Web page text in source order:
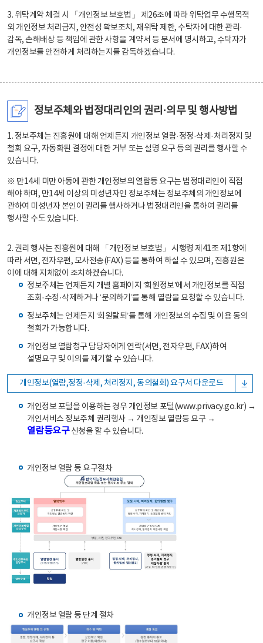
3. 위탁계약 체결 시 「개인정보 보호법」 제26조에 따라 위탁업무 수행목적
외 개인정보 처리금지, 안전성 확보조치, 재위탁 제한, 수탁자에 대한 관리·
감독, 손해배상 등 책임에 관한 사항을 계약서 등 문서에 명시하고, 수탁자가
개인정보를 안전하게 처리하는지를 감독하겠습니다.
정보주체와 법정대리인의 권리·의무 및 행사방법
1. 정보주체는 진흥원에 대해 언제든지 개인정보 열람·정정·삭제·처리정지 및
철회 요구, 자동화된 결정에 대한 거부 또는 설명 요구 등의 권리를 행사할 수
있습니다.
※ 만14세 미만 아동에 관한 개인정보의 열람등 요구는 법정대리인이 직접
해야 하며, 만14세 이상의 미성년자인 정보주체는 정보주체의 개인정보에
관하여 미성년자 본인이 권리를 행사하거나 법정대리인을 통하여 권리를
행사할 수도 있습니다.
2. 권리 행사는 진흥원에 대해 「개인정보 보호법」 시행령 제41조 제1항에
따라 서면, 전자우편, 모사전송(FAX) 등을 통하여 하실 수 있으며, 진흥원은
이에 대해 지체없이 조치하겠습니다.
정보주체는 언제든지 개별 홈페이지 ‘회원정보’에서 개인정보를 직접
조회·수정·삭제하거나 ‘문의하기’를 통해 열람을 요청할 수 있습니다.
정보주체는 언제든지 ‘회원탈퇴’를 통해 개인정보의 수집 및 이용 동의
철회가 가능합니다.
개인정보 열람청구 담당자에게 연락(서면, 전자우편, FAX)하여
설명요구 및 이의를 제기할 수 있습니다.
개인정보(열람,정정·삭제, 처리정지, 동의철회) 요구서 다운로드
개인정보 포털을 이용하는 경우 개인정보 포털(www.privacy.go.kr) →
개인서비스 정보주체 권리행사 → 개인정보 열람등 요구 →
열람등요구신청을 할 수 있습니다.
개인정보 열람 등 요구절차
개인정보 열람 등 단계 절차